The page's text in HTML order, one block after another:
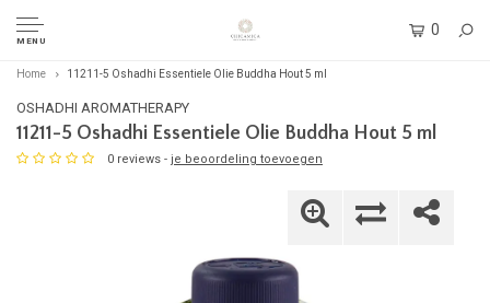
MENU
0
Home 11211-5 Oshadhi Essentiele Olie Buddha Hout 5 ml
OSHADHI AROMATHERAPY
11211-5 Oshadhi Essentiele Olie Buddha Hout 5 ml
0 reviews - je beoordeling toevoegen